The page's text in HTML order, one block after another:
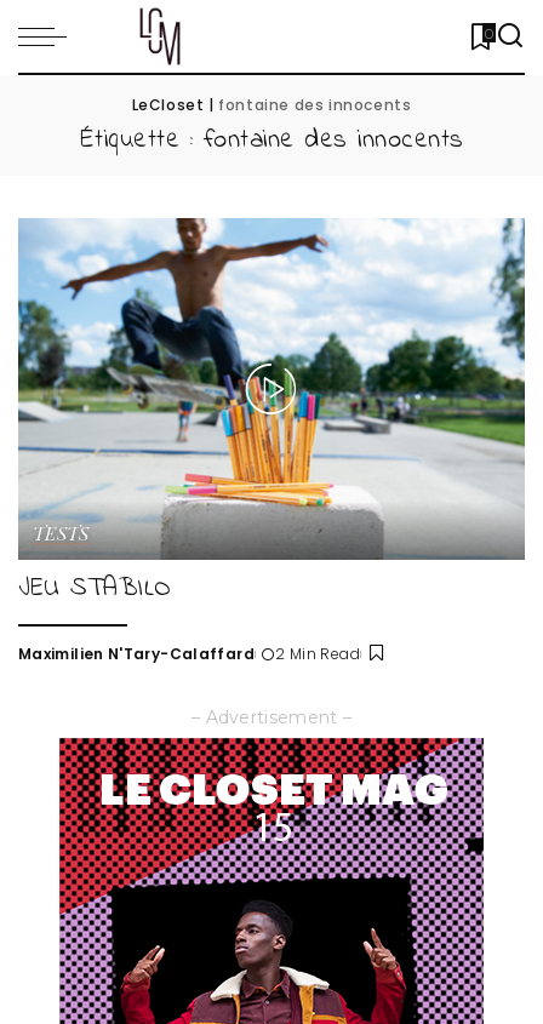
0
LeCloset | fontaine des innocents
Étiquette : fontaine des innocents
TESTS
JEU STABILO
Posted
Maximilien N'Tary-Calaffard 2 Min Read
– Advertisement –